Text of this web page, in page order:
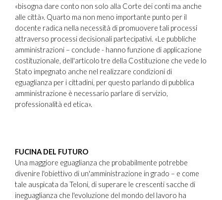
«bisogna dare conto non solo alla Corte dei conti ma anche
alle città». Quarto ma non meno importante punto per il
docente radica nella necessità di promuovere tali processi
attraverso processi decisionali partecipativi. «Le pubbliche
amministrazioni – conclude - hanno funzione di applicazione
costituzionale, dell'articolo tre della Costituzione che vede lo
Stato impegnato anche nel realizzare condizioni di
eguaglianza per i cittadini, per questo parlando di pubblica
amministrazione è necessario parlare di servizio,
professionalità ed etica».
FUCINA DEL FUTURO
Una maggiore eguaglianza che probabilmente potrebbe
divenire l'obiettivo di un'amministrazione in grado – e come
tale auspicata da Teloni, di superare le crescenti sacche di
ineguaglianza che l'evoluzione del mondo del lavoro ha